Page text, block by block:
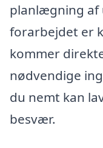
planlægning af
forarbejdet er
kommer
nødvendige
du nemt kan
besvær.